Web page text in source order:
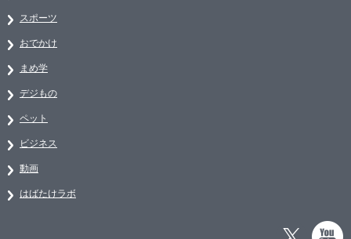
スポーツ
おでかけ
まめ学
デジもの
ペット
ビジネス
動画
はばたけラボ